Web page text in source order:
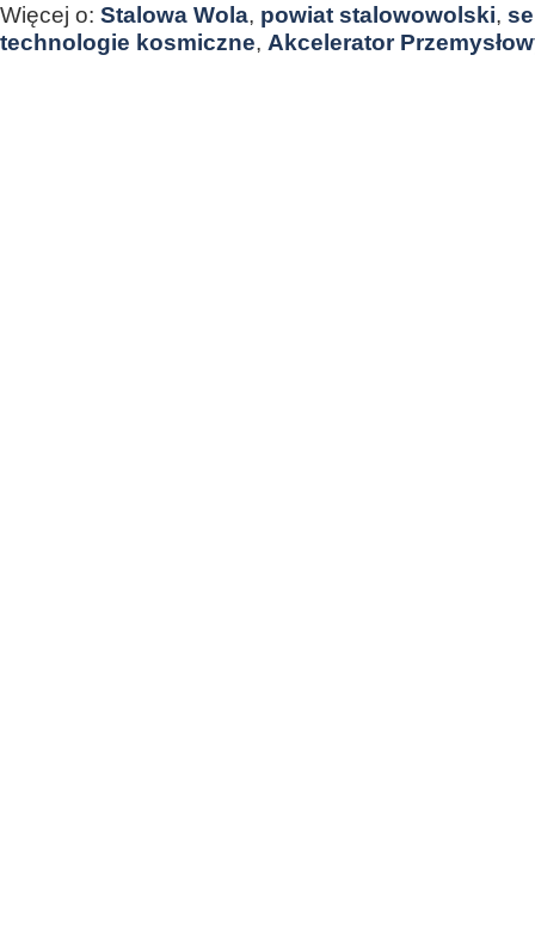
Więcej o: Stalowa Wola, powiat stalowowolski,
technologie kosmiczne, Akcelerator